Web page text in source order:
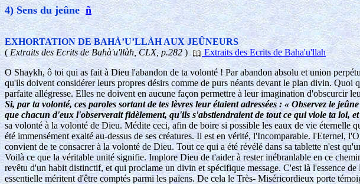
4) Sens du jeûne ñ
EXHORTATION DE BAHÀ’U’LLÀH AUX JEÛNEURS
(Extraits des Ecrits de Bahà'u'llàh, CLX, p.282) Extraits des Ecrits de Baha'u'llah
O Shaykh, ô toi qui as fait à Dieu l'abandon de ta volonté ! Par abandon absolu et union
qu'ils doivent considérer leurs propres désirs comme de purs néants devant le plan divin.
parfaite allégresse. Elles ne doivent en aucune façon permettre à leur imagination
Si, par ta volonté, ces paroles sortant de tes lèvres leur étaient adressées : « Observez le
que chacun d'eux l'observerait fidèlement, qu'ils s'abstiendraient de tout ce qui viole ta loi,
sa volonté à la volonté de Dieu. Médite ceci, afin de boire si possible les eaux de vie éternelle
été immensément exalté au-dessus de ses créatures. Il est en vérité, l'Incomparable. l'Eternel,
convient de te consacrer à la volonté de Dieu. Tout ce qui a été révélé dans sa tablette n'est
Voilà ce que la véritable unité signifie. Implore Dieu de t'aider à rester inébranlable en ce
revêtu d'un habit distinctif, et qui proclame un divin et spécifique message. C'est là l'essence
essentielle méritent d'être comptés parmi les païens. De cela le Très- Miséricordieux porte